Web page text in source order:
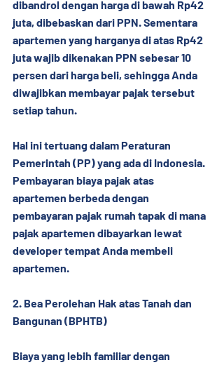
dibandrol dengan harga di bawah Rp42
juta, dibebaskan dari PPN. Sementara
apartemen yang harganya di atas Rp42
juta wajib dikenakan PPN sebesar 10
persen dari harga beli, sehingga Anda
diwajibkan membayar pajak tersebut
setiap tahun.
Hal ini tertuang dalam Peraturan
Pemerintah (PP) yang ada di Indonesia.
Pembayaran biaya pajak atas
apartemen berbeda dengan
pembayaran pajak rumah tapak di mana
pajak apartemen dibayarkan lewat
developer tempat Anda membeli
apartemen.
2. Bea Perolehan Hak atas Tanah dan
Bangunan (BPHTB)
Biaya yang lebih familiar dengan